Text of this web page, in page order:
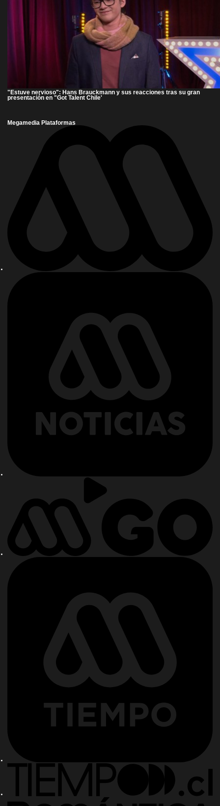
"Estuve nervioso": Hans Brauckmann y sus reacciones tras su gran
presentación en "Got Talent Chile'
Megamedia Plataformas